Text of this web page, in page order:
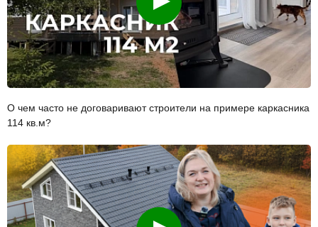
О чем часто не договаривают строители на примере каркасника
114 кв.м?
Смотреть